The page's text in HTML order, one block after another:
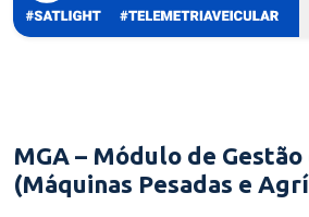
MGA – Módulo de
(Máquinas Pesadas e